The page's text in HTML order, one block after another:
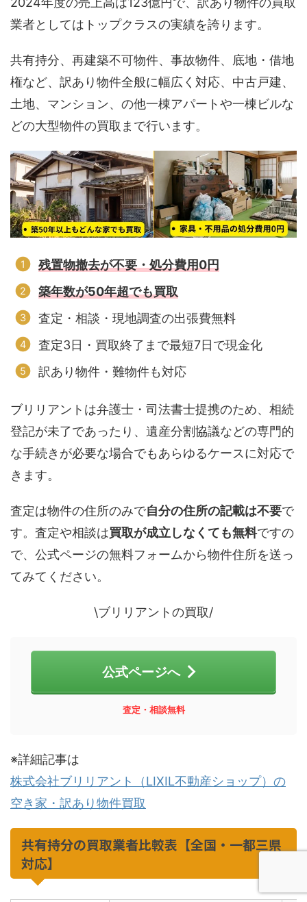
業者としてはトップクラスの実績を誇ります。
共有持分、再建築不可物件、事故物件、底地・借地
権など、訳あり物件全般に幅広く対応、中古戸建、
土地、マンション、の他一棟アパートや一棟ビルな
どの大型物件の買取まで行います。
残置物撤去が不要・処分費用0円
築年数が50年超でも買取
査定・相談・現地調査の出張費無料
査定3日・買取終了まで最短7日で現金化
訳あり物件・難物件も対応
ブリリアントは弁護士・司法書士提携のため、相続
登記が未了であったり、遺産分割協議などの専門的
な手続きが必要な場合でもあらゆるケースに対応で
きます。
査定は物件の住所のみで自分の住所の記載は不要で
す。査定や相談は買取が成立しなくても無料ですの
で、公式ページの無料フォームから物件住所を送っ
てみてください。
\ブリリアントの買取/
公式ページへ
査定・相談無料
※詳細記事は
株式会社ブリリアント（LIXIL不動産ショップ）の
空き家・訳あり物件買取
共有持分の買取業者比較表【全国・一都三県
対応】